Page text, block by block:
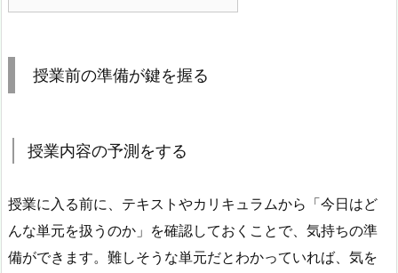
授業前の準備が鍵を握る
授業内容の予測をする
授業に入る前に、テキストやカリキュラムから「今日はど
んな単元を扱うのか」を確認しておくことで、気持ちの準
備ができます。難しそうな単元だとわかっていれば、気を